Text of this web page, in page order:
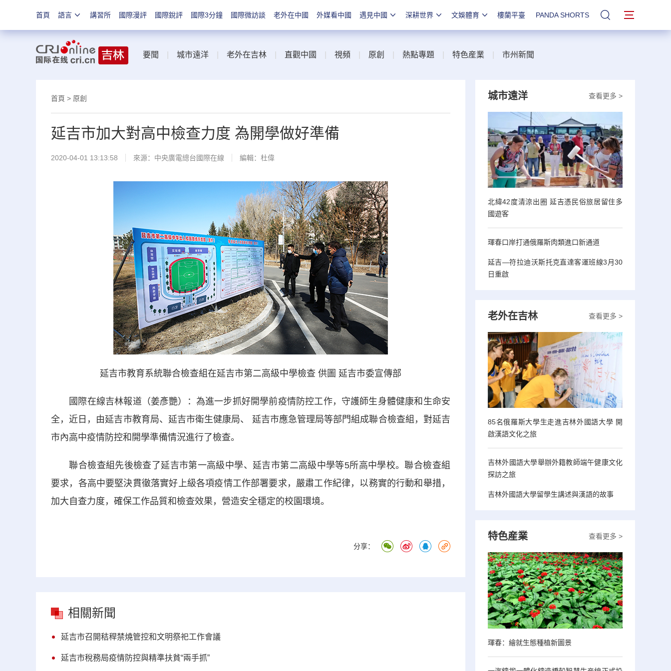
首頁 語言 講習所 國際漫評 國際銳評 國際3分鐘 國際微訪談 老外在中國 外媒看中國 遇見中國 深耕世界 文娛體育 樓蘭平臺 PANDA SHORTS 站內搜索
要聞 城市遠洋 老外在吉林 直觀中國 視頻 原創 熱點專題 特色産業 市州新聞
首頁 > 原創
延吉市加大對高中檢查力度 為開學做好準備
2020-04-01 13:13:58 來源： 中央廣電總台國際在線 編輯：杜偉
延吉市教育系統聯合檢查組在延吉市第二高級中學檢查 供圖 延吉市委宣傳部
國際在線吉林報道（姜彥艷）：為進一步抓好開學前疫情防控工作，守護師生身體健康和生命安
全，近日，由延吉市教育局、延吉市衛生健康局、 延吉市應急管理局等部門組成聯合檢查組，對延吉
市內高中疫情防控和開學準備情況進行了檢查。
聯合檢查組先後檢查了延吉市第一高級中學、延吉市第二高級中學等5所高中學校。聯合檢查組
要求，各高中要堅決貫徹落實好上級各項疫情工作部署要求，嚴肅工作紀律，以務實的行動和舉措，
加大自查力度，確保工作品質和檢查效果，營造安全穩定的校園環境。
分享：
相關新聞
延吉市召開秸稈禁燒管控和文明祭祀工作會議
延吉市稅務局疫情防控與精準扶貧“兩手抓”
查看更多 >
城市遠洋
北緯42度清涼出圈 延吉憑民俗旅居留住多
國遊客
琿春口岸打通俄羅斯肉類進口新通道
延吉—符拉迪沃斯托克直達客運班線3月30
日重啟
查看更多 >
老外在吉林
85名俄羅斯大學生走進吉林外國語大學 開
啟漢語文化之旅
吉林外國語大學舉辦外籍教師端午健康文化
探訪之旅
吉林外國語大學留學生講述與漢語的故事
查看更多 >
特色産業
琿春：繪就生態種植新圖景